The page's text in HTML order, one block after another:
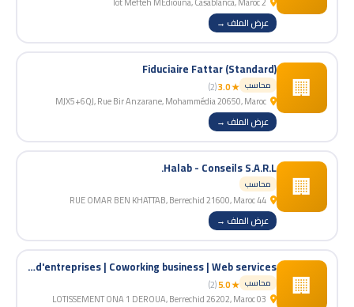
عرض الملف →
🏢
Fiduciaire Fattar (Standard)
محاسب ★ 3.0
(2)
عرض الملف →
🏢
Halab - Conseils S.A.R.L.
محاسب
عرض الملف →
🏢
CENTRE DES AFFAIRISTES | Domiciliation d'entreprises | Création d'entreprises | Coworking business | Web services
محاسب ★ 5.0
(2)